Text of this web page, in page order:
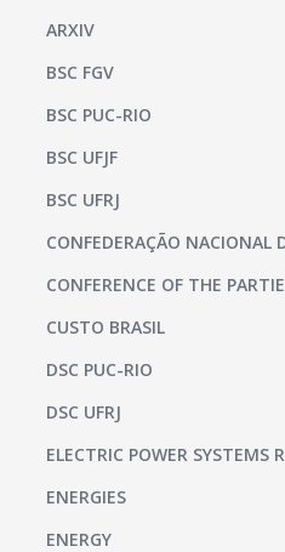
ARXIV
BSC FGV
BSC PUC-RIO
BSC UFJF
BSC UFRJ
CONFEDERAÇÃO NACIONAL
CONFERENCE OF THE
CUSTO BRASIL
DSC PUC-RIO
DSC UFRJ
ELECTRIC POWER SYSTEMS
ENERGIES
ENERGY